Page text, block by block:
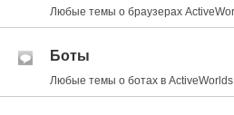
Любые темы о браузерах
Боты
Любые темы о ботах в ActiveWorlds.